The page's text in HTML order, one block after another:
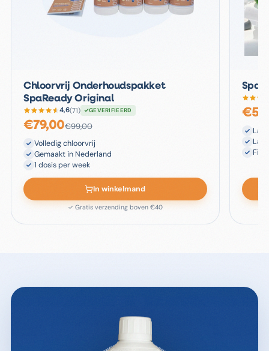
Chloorvrij Onderhoudspakket
SpaReady Original
4,6(71) GEVERIFIEERD
€79,00€99,00
Volledig chloorvrij
Gemaakt in Nederland
1 dosis per week
In winkelmand
✓ Gratis verzending boven €40
Spa
€